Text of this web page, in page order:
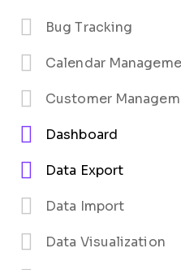
Bug Tracking
Calendar
Customer
Dashboard
Data Export
Data Import
Data Visualization